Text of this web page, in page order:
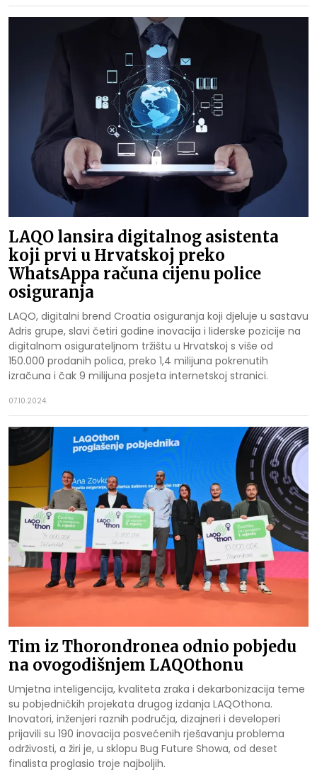
LAQO lansira digitalnog asistenta
koji prvi u Hrvatskoj preko
WhatsAppa računa cijenu police
osiguranja
LAQO, digitalni brend Croatia osiguranja koji djeluje u sastavu
Adris grupe, slavi četiri godine inovacija i liderske pozicije na
digitalnom osigurateljnom tržištu u Hrvatskoj s više od
150.000 prodanih polica, preko 1,4 milijuna pokrenutih
izračuna i čak 9 milijuna posjeta internetskoj stranici.
07.10.2024.
Tim iz Thorondronea odnio pobjedu
na ovogodišnjem LAQOthonu
Umjetna inteligencija, kvaliteta zraka i dekarbonizacija teme
su pobjedničkih projekata drugog izdanja LAQOthona.
Inovatori, inženjeri raznih područja, dizajneri i developeri
prijavili su 190 inovacija posvećenih rješavanju problema
održivosti, a žiri je, u sklopu Bug Future Showa, od deset
finalista proglasio troje najboljih.